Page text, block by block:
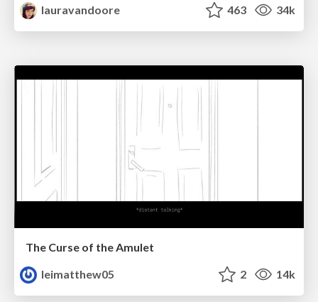
lauravandoore
463 34k
The Curse of the Amulet
leimatthew05
2 14k